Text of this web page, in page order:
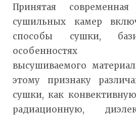
Принятая современная
сушильных камер
способы сушки,
особенностях
высушиваемого
этому признаку
сушки, как
радиационную,